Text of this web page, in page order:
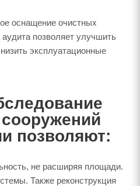
оснащение очистных
позволяет улучшить
эксплуатационные
позволяют:
не расширяя площади.
Также реконструкция